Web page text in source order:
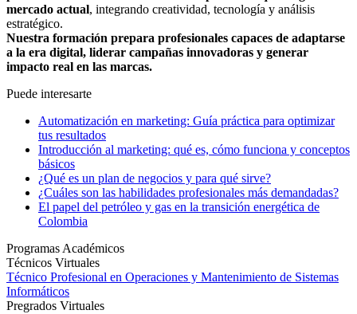
mercado actual, integrando creatividad, tecnología y análisis
estratégico.
Nuestra formación prepara profesionales capaces de adaptarse
a la era digital, liderar campañas innovadoras y generar
impacto real en las marcas.
Puede interesarte
Automatización en marketing: Guía práctica para optimizar
tus resultados
Introducción al marketing: qué es, cómo funciona y conceptos
básicos
¿Qué es un plan de negocios y para qué sirve?
¿Cuáles son las habilidades profesionales más demandadas?
El papel del petróleo y gas en la transición energética de
Colombia
Programas Académicos
Técnicos Virtuales
Técnico Profesional en Operaciones y Mantenimiento de Sistemas
Informáticos
Pregrados Virtuales